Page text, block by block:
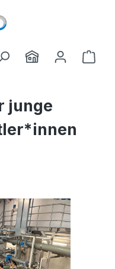
junge